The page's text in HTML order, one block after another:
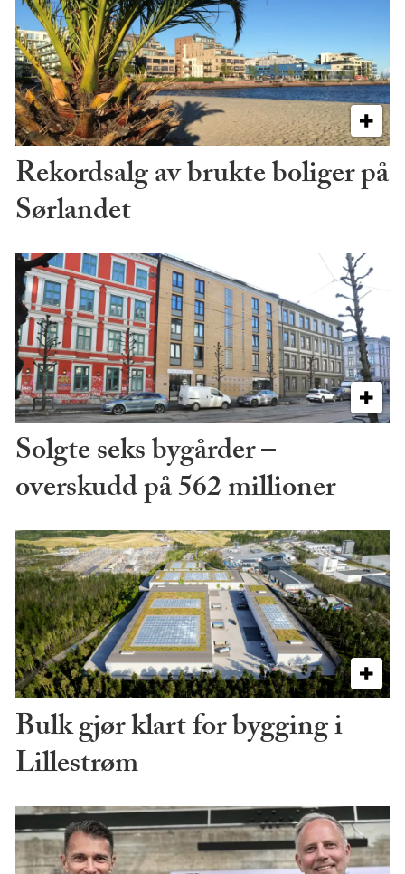
Rekordsalg av brukte boliger på
Sørlandet
Solgte seks bygårder –
overskudd på 562 millioner
Bulk gjør klart for bygging i
Lillestrøm